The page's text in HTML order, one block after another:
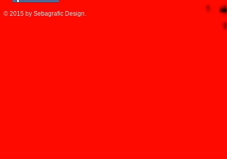
© 2015 by Sebagrafic Design.